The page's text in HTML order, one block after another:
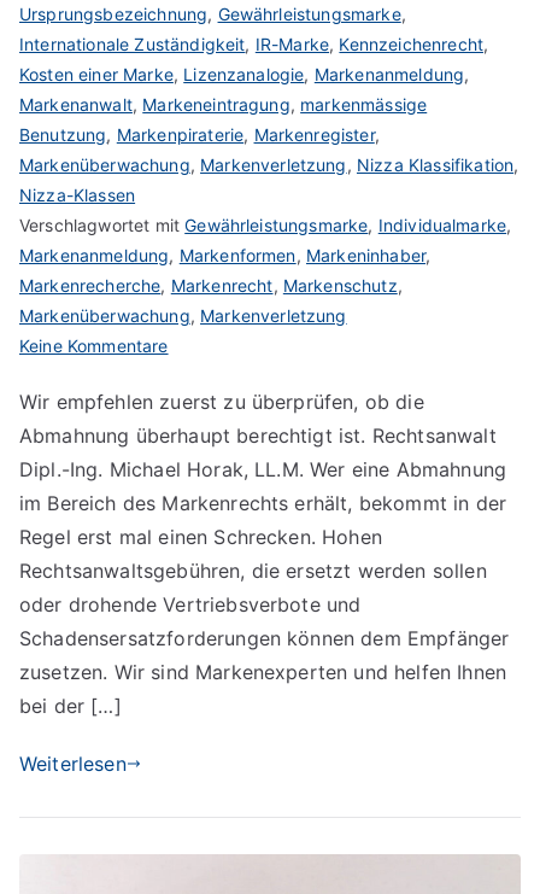
Ursprungsbezeichnung, Gewährleistungsmarke,
Internationale Zuständigkeit, IR-Marke, Kennzeichenrecht,
Kosten einer Marke, Lizenzanalogie, Markenanmeldung,
Markenanwalt, Markeneintragung, markenmässige
Benutzung, Markenpiraterie, Markenregister,
Markenüberwachung, Markenverletzung, Nizza Klassifikation,
Nizza-Klassen
Verschlagwortet mitGewährleistungsmarke, Individualmarke,
Markenanmeldung, Markenformen, Markeninhaber,
Markenrecherche, Markenrecht, Markenschutz,
Markenüberwachung, Markenverletzung
Keine Kommentarezu
Abmahnung
erhalten
Wir empfehlen zuerst zu überprüfen, ob die
Abmahnung überhaupt berechtigt ist. Rechtsanwalt
Dipl.-Ing. Michael Horak, LL.M. Wer eine Abmahnung
im Bereich des Markenrechts erhält, bekommt in der
Regel erst mal einen Schrecken. Hohen
Rechtsanwaltsgebühren, die ersetzt werden sollen
oder drohende Vertriebsverbote und
Schadensersatzforderungen können dem Empfänger
zusetzen. Wir sind Markenexperten und helfen Ihnen
bei der […]
Weiterlesen